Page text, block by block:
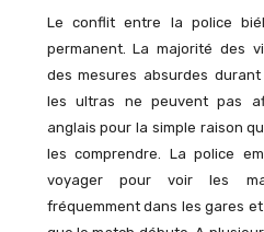
Le conflit entre la police
permanent. La majorité des
des mesures absurdes
les ultras ne peuvent pas
anglais pour la simple raison
les comprendre. La police
voyager pour voir les
fréquemment dans les gares